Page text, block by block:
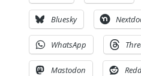
Bluesky
WhatsApp
Mastodon